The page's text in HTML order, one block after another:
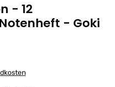
- 12
- Goki